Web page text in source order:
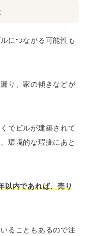
につながる可能性も
り、家の傾きなどが
でビルが建築されて
環境的な瑕疵にあと
以内であれば、売り
ることもあるので注